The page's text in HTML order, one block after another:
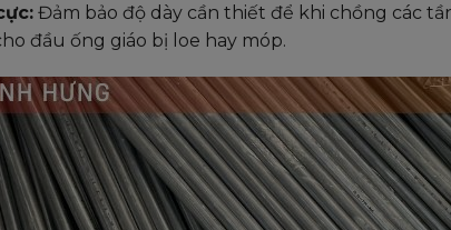
Đảm bảo độ dày cần thiết để khi chồng các
đầu ống giáo bị loe hay móp.